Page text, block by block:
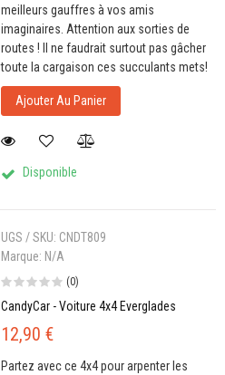
meilleurs gauffres à vos amis
imaginaires. Attention aux sorties de
routes ! Il ne faudrait surtout pas gâcher
toute la cargaison ces succulants mets!
Ajouter Au Panier
Disponible
UGS / SKU: CNDT809
Marque: N/A
(0)
CandyCar - Voiture 4x4 Everglades
12,90 €
Partez avec ce 4x4 pour arpenter les